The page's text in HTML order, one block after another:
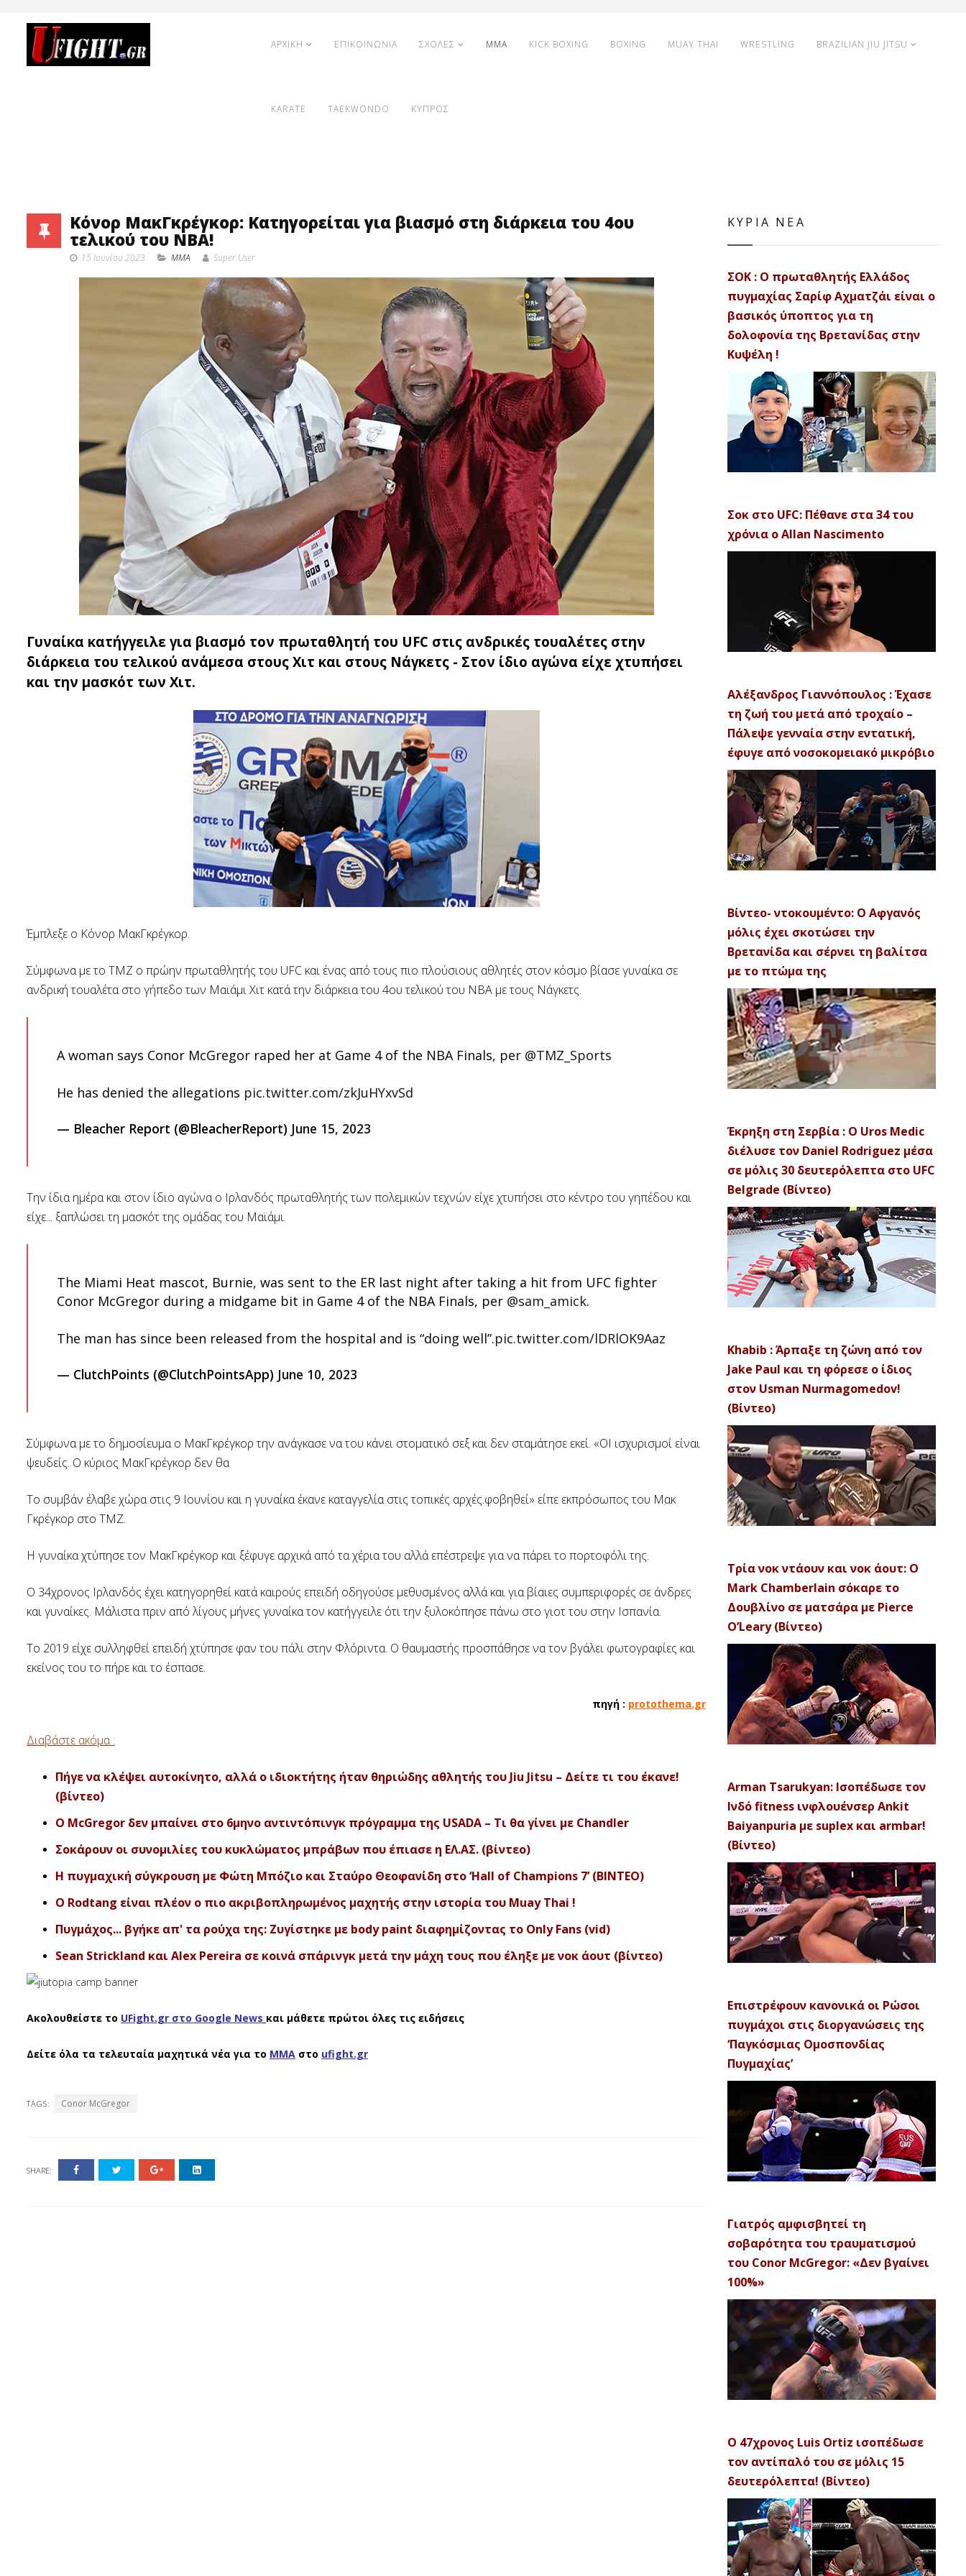
ΑΡΧΙΚΗ ΕΠΙΚΟΙΝΩΝΙΑ ΣΧΟΛΕΣ MMA KICK BOXING BOXING MUAY THAI WRESTLING BRAZILIAN JIU JITSU
KARATE TAEKWONDO ΚΥΠΡΟΣ
Κόνορ ΜακΓκρέγκορ: Κατηγορείται για βιασμό στη διάρκεια του 4ου
τελικού του NBA!
15 Ιουνίου 2023 MMA Super User
Γυναίκα κατήγγειλε για βιασμό τον πρωταθλητή του UFC στις ανδρικές τουαλέτες στην
διάρκεια του τελικού ανάμεσα στους Χιτ και στους Νάγκετς - Στον ίδιο αγώνα είχε χτυπήσει
και την μασκότ των Χιτ.
Έμπλεξε ο Κόνορ ΜακΓκρέγκορ.
Σύμφωνα με το TMZ ο πρώην πρωταθλητής του UFC και ένας από τους πιο πλούσιους αθλητές στον κόσμο βίασε γυναίκα σε
ανδρική τουαλέτα στο γήπεδο των Μαϊάμι Χιτ κατά την διάρκεια του 4ου τελικού του NBA με τους Νάγκετς.
A woman says Conor McGregor raped her at Game 4 of the NBA Finals, per @TMZ_Sports
He has denied the allegations pic.twitter.com/zkJuHYxvSd
— Bleacher Report (@BleacherReport) June 15, 2023
Την ίδια ημέρα και στον ίδιο αγώνα ο Ιρλανδός πρωταθλητής των πολεμικών τεχνών είχε χτυπήσει στο κέντρο του γηπέδου και
είχε... ξαπλώσει τη μασκότ της ομάδας του Μαϊάμι.
The Miami Heat mascot, Burnie, was sent to the ER last night after taking a hit from UFC fighter
Conor McGregor during a midgame bit in Game 4 of the NBA Finals, per @sam_amick.
The man has since been released from the hospital and is “doing well”.pic.twitter.com/lDRlOK9Aaz
— ClutchPoints (@ClutchPointsApp) June 10, 2023
Σύμφωνα με το δημοσίευμα ο ΜακΓκρέγκορ την ανάγκασε να του κάνει στοματικό σεξ και δεν σταμάτησε εκεί. «ΟΙ ισχυρισμοί είναι
ψευδείς. Ο κύριος ΜακΓκρέγκορ δεν θα
Το συμβάν έλαβε χώρα στις 9 Ιουνίου και η γυναίκα έκανε καταγγελία στις τοπικές αρχές.φοβηθεί» είπε εκπρόσωπος του Μακ
Γκρέγκορ στο TMZ.
Η γυναίκα χτύπησε τον ΜακΓκρέγκορ και ξέφυγε αρχικά από τα χέρια του αλλά επέστρεψε για να πάρει το πορτοφόλι της.
Ο 34χρονος Ιρλανδός έχει κατηγορηθεί κατά καιρούς επειδή οδηγούσε μεθυσμένος αλλά και για βίαιες συμπεριφορές σε άνδρες
και γυναίκες. Μάλιστα πριν από λίγους μήνες γυναίκα τον κατήγγειλε ότι την ξυλοκόπησε πάνω στο γιοτ του στην Ισπανία.
Το 2019 είχε συλληφθεί επειδή χτύπησε φαν του πάλι στην Φλόριντα. Ο θαυμαστής προσπάθησε να τον βγάλει φωτογραφίες και
εκείνος του το πήρε και το έσπασε.
πηγή : protothema.gr
Διαβάστε ακόμα :
Πήγε να κλέψει αυτοκίνητο, αλλά ο ιδιοκτήτης ήταν θηριώδης αθλητής του Jiu Jitsu – Δείτε τι του έκανε!
(βίντεο)
O McGregor δεν μπαίνει στο 6μηνο αντιντόπινγκ πρόγραμμα της USADA – Τι θα γίνει με Chandler
Σοκάρουν οι συνομιλίες του κυκλώματος μπράβων που έπιασε η ΕΛ.ΑΣ. (βίντεο)
Η πυγμαχική σύγκρουση με Φώτη Μπόζιο και Σταύρο Θεοφανίδη στο ‘Hall of Champions 7’ (ΒΙΝΤΕΟ)
Ο Rodtang είναι πλέον ο πιο ακριβοπληρωμένος μαχητής στην ιστορία του Muay Thai !
Πυγμάχος... βγήκε απ' τα ρούχα της: Ζυγίστηκε με body paint διαφημίζοντας το Only Fans (vid)
Sean Strickland και Alex Pereira σε κοινά σπάρινγκ μετά την μάχη τους που έληξε με νοκ άουτ (βίντεο)
Ακολουθείστε το UFight.gr στο Google News και μάθετε πρώτοι όλες τις ειδήσεις
Δείτε όλα τα τελευταία μαχητικά νέα για το ΜΜΑ στο ufight.gr
TAGS: Conor McGregor
SHARE:
ΚΥΡΙΑ ΝΕΑ
ΣΟΚ : Ο πρωταθλητής Ελλάδος
πυγμαχίας Σαρίφ Αχματζάι είναι ο
βασικός ύποπτος για τη
δολοφονία της Βρετανίδας στην
Κυψέλη !
Σοκ στο UFC: Πέθανε στα 34 του
χρόνια ο Allan Nascimento
Αλέξανδρος Γιαννόπουλος : Έχασε
τη ζωή του μετά από τροχαίο –
Πάλεψε γενναία στην εντατική,
έφυγε από νοσοκομειακό μικρόβιο
Βίντεο- ντοκουμέντο: Ο Αφγανός
μόλις έχει σκοτώσει την
Βρετανίδα και σέρνει τη βαλίτσα
με το πτώμα της
Έκρηξη στη Σερβία : Ο Uros Medic
διέλυσε τον Daniel Rodriguez μέσα
σε μόλις 30 δευτερόλεπτα στο UFC
Belgrade (Βίντεο)
Khabib : Άρπαξε τη ζώνη από τον
Jake Paul και τη φόρεσε ο ίδιος
στον Usman Nurmagomedov!
(Βίντεο)
Τρία νοκ ντάουν και νοκ άουτ: Ο
Mark Chamberlain σόκαρε το
Δουβλίνο σε ματσάρα με Pierce
O’Leary (Βίντεο)
Arman Tsarukyan: Ισοπέδωσε τον
Ινδό fitness ινφλουένσερ Ankit
Baiyanpuria με suplex και armbar!
(Βίντεο)
Επιστρέφουν κανονικά οι Ρώσοι
πυγμάχοι στις διοργανώσεις της
‘Παγκόσμιας Ομοσπονδίας
Πυγμαχίας’
Γιατρός αμφισβητεί τη
σοβαρότητα του τραυματισμού
του Conor McGregor: «Δεν βγαίνει
100%»
Ο 47χρονος Luis Ortiz ισοπέδωσε
τον αντίπαλό του σε μόλις 15
δευτερόλεπτα! (Βίντεο)